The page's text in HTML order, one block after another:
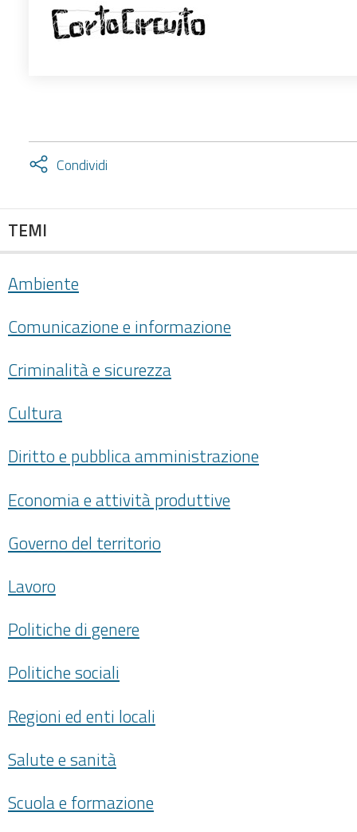
Condividi
Attiva
TEMI
Ambiente
Comunicazione e informazione
Criminalità e sicurezza
Cultura
Diritto e pubblica amministrazione
Economia e attività produttive
Governo del territorio
Lavoro
Politiche di genere
Politiche sociali
Regioni ed enti locali
Salute e sanità
Scuola e formazione